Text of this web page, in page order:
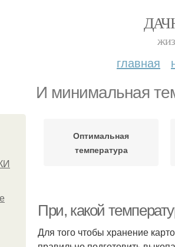
главная
И минимальная
Оптимальная
температура
При, какой
Для того чтобы хранение